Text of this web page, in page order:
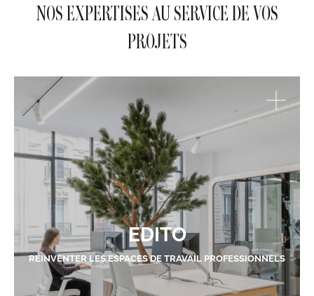
NOS EXPERTISES AU SERVICE DE VOS
PROJETS
EDITO
RÉINVENTER LES ESPACES DE TRAVAIL PROFESSIONNELS